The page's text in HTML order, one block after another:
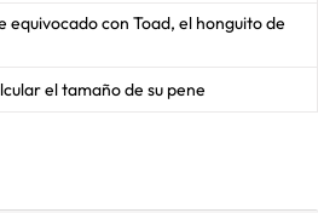
equivocado con Toad, el honguito de
el tamaño de su pene